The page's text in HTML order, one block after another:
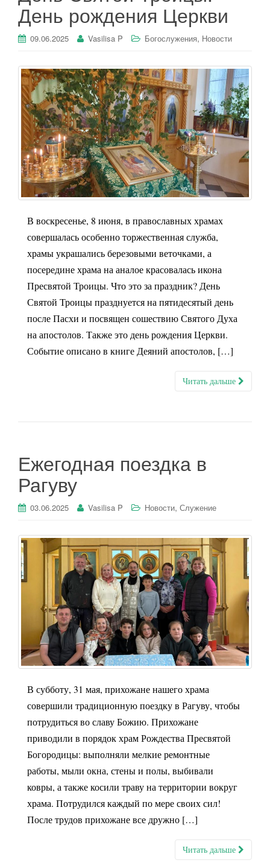
День рождения Церкви
09.06.2025 Vasilisa P Богослужения, Новости
В воскресенье, 8 июня, в православных храмах
совершалась особенно торжественная служба,
храмы украшались березовыми веточками, а
посередине храма на аналое красовалась икона
Пресвятой Троицы. Что это за праздник? День
Святой Троицы празднуется на пятидесятый день
после Пасхи и посвящен сошествию Святого Духа
на апостолов. Также это день рождения Церкви.
Событие описано в книге Деяний апостолов, […]
Читать дальше
Ежегодная поездка в
Рагуву
03.06.2025 Vasilisa P Новости, Служение
В субботу, 31 мая, прихожане нашего храма
совершили традиционную поездку в Рагуву, чтобы
потрудиться во славу Божию. Прихожане
приводили в порядок храм Рождества Пресвятой
Богородицы: выполняли мелкие ремонтные
работы, мыли окна, стены и полы, выбивали
ковры, а также косили траву на территории вокруг
храма. Потрудился каждый по мере своих сил!
После трудов прихожане все дружно […]
Читать дальше